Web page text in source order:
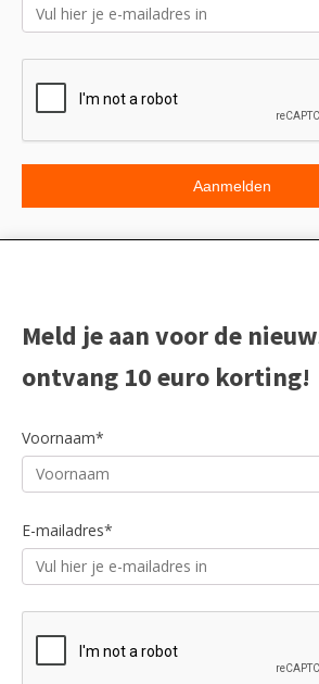
Meld je aan voor de
ontvang 10 euro korting!
Voornaam*
E-mailadres*